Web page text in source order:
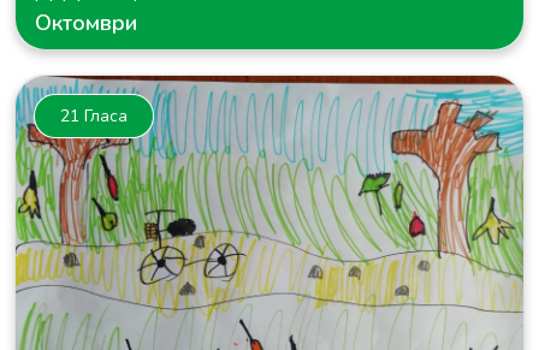
Октомври
21 Гласа